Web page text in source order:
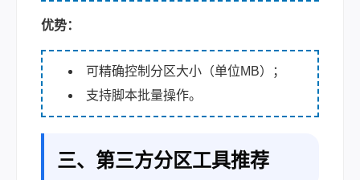
优势：
可精确控制分区大小（单位MB）；
支持脚本批量操作。
三、第三方分区工具推荐